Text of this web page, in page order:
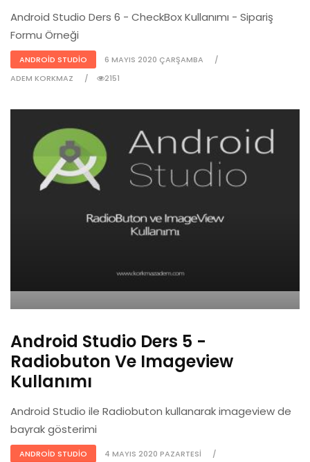
Android Studio Ders 6 - CheckBox Kullanımı - Sipariş
Formu Örneği
ANDROID STUDIO
6 MAYIS 2020 ÇARŞAMBA
ADEM KORKMAZ
2151
Android Studio Ders 5 -
Radiobuton Ve Imageview
Kullanımı
Android Studio ile Radiobuton kullanarak imageview de
bayrak gösterimi
ANDROID STUDIO
4 MAYIS 2020 PAZARTESI